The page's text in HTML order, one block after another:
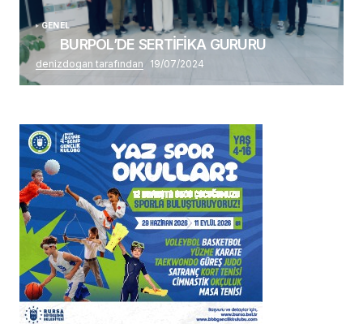
GENEL
BURPOL’DE SERTİFİKA GURURU
denizdogan tarafından 19/07/2024